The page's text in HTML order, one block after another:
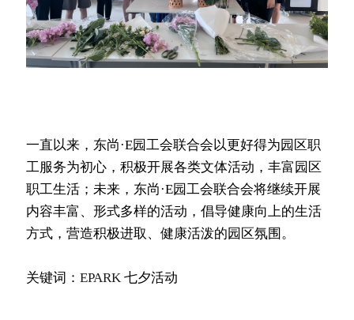
一直以来，东尚·E园工会联合会以更好得为园区职
工服务为初心，积极开展各类文体活动，丰富园区
职工生活；未来，东尚·E园工会联合会将继续开展
内容丰富、形式多样的活动，倡导健康向上的生活
方式，营造积极进取、健康活泼的园区氛围。
关键词： EPARK 七夕活动